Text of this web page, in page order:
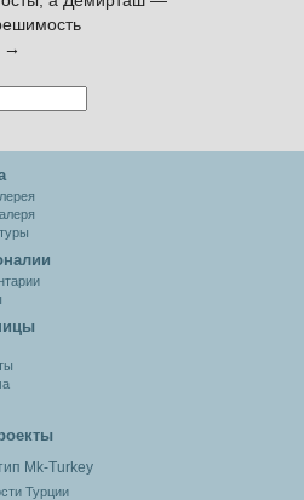
→
Турции